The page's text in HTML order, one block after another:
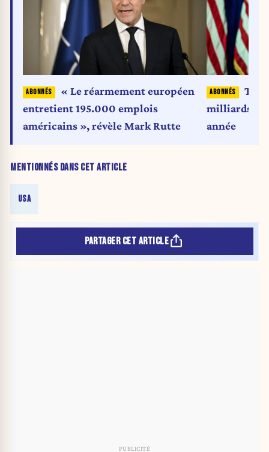
MENTIONNÉS DANS CET ARTICLE
USA
« Le réarmement européen
entretient 195.000 emplois
américains », révèle Mark Rutte
milliards de
année
PARTAGER CET ARTICLE